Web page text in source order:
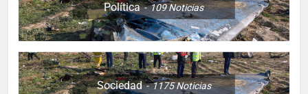
Política 109Noticias
Sociedad 1175Noticias